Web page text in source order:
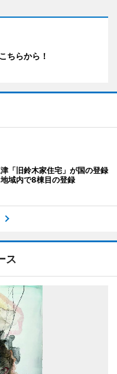
ちらから！
津「旧鈴木家住宅」が国の登録
域内で8棟目の登録
ス